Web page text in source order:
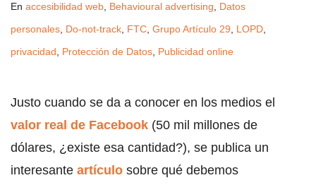
En accesibilidad web Behavioural advertising
Datos
personales Do-not-track FTC Grupo Artículo 29 LOPD
privacidad
Protección de Datos Publicidad online
Justo cuando se da a conocer en los medios el
valor real de Facebook (50 mil millones de
dólares, ¿existe esa cantidad?), se publica un
interesante artículo sobre qué debemos